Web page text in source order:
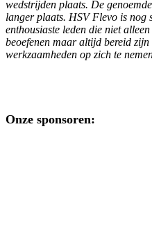
wedstrijden plaats. De
langer plaats. HSV Flevo is nog
enthousiaste leden die niet
beoefenen maar altijd bereid
werkzaamheden op zich te
Onze sponsoren: